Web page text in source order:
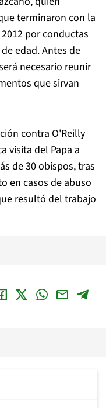
terminaron con la
por conductas
edad. Antes de
necesario reunir
que sirvan
contra O'Reilly
visita del Papa a
de 30 obispos, tras
en casos de abuso
resultó del trabajo